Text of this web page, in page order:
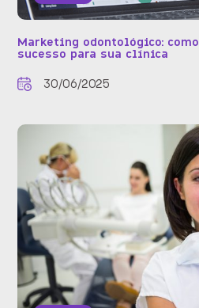
Marketing odontológico:
sucesso para sua clínica
30/06/2025